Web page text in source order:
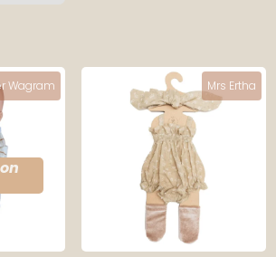
Wagram Mrs Ertha